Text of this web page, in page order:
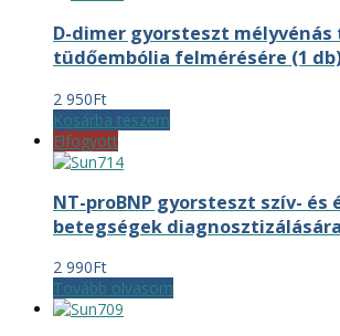
D-dimer gyorsteszt mélyvénás
tüdőembólia felmérésére (1
2 950Ft
Kosárba teszem
Elfogyott
NT-proBNP gyorsteszt szív- és
betegségek
2 990Ft
Tovább olvasom